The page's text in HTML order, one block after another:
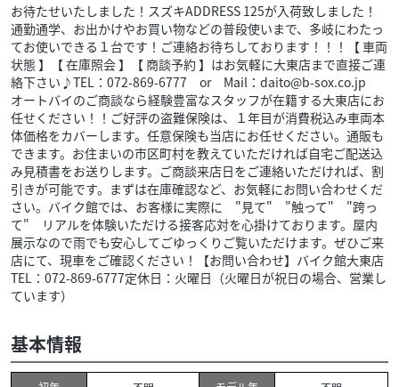
お待たせいたしました！スズキADDRESS 125が入荷致しました！
通勤通学、お出かけやお買い物などの普段使いまで、多岐にわたっ
てお使いできる１台です！ご連絡お待ちしております！！！【 車両
状態 】【 在庫照会 】【 商談予約 】はお気軽に大東店まで直接ご連
絡下さい♪TEL：072-869-6777 or Mail：daito@b-sox.co.jp
オートバイのご商談なら経験豊富なスタッフが在籍する大東店にお
任せください！！ご好評の盗難保険は、１年目が消費税込み車両本
体価格をカバーします。任意保険も当店にお任せください。通販も
できます。お住まいの市区町村を教えていただければ自宅ご配送込
み見積書をお送りします。ご商談来店日をご連絡いただければ、割
引きが可能です。まずは在庫確認など、お気軽にお問い合わせくだ
さい。バイク館では、お客様に実際に "見て" "触って" "跨っ
て" リアルを体験いただける接客応対を心掛けております。屋内
展示なので雨でも安心してごゆっくりご覧いただけます。ぜひご来
店にて、現車をご確認ください！【お問い合わせ】バイク館大東店
TEL：072-869-6777定休日：火曜日（火曜日が祝日の場合、営業し
ています）
基本情報